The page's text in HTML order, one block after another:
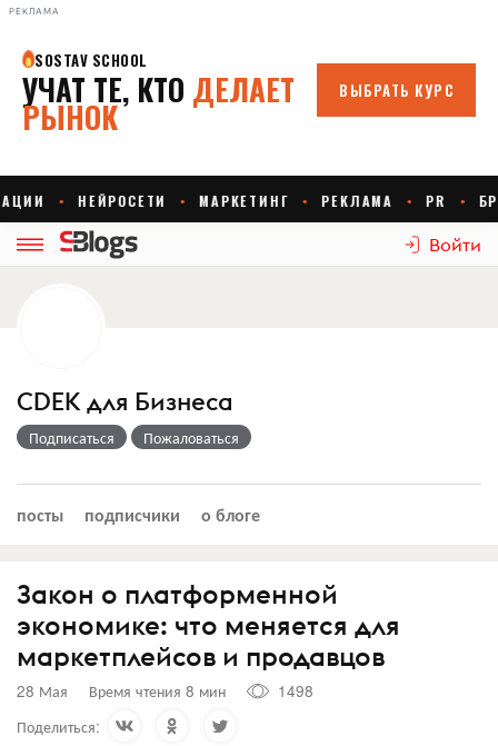
РЕКЛАМА
Войти
CDEK для Бизнеса
Подписаться Пожаловаться
посты подписчики о блоге
Закон о платформенной
экономике: что меняется для
маркетплейсов и продавцов
28 Мая Время чтения 8 мин
1498
Поделиться: